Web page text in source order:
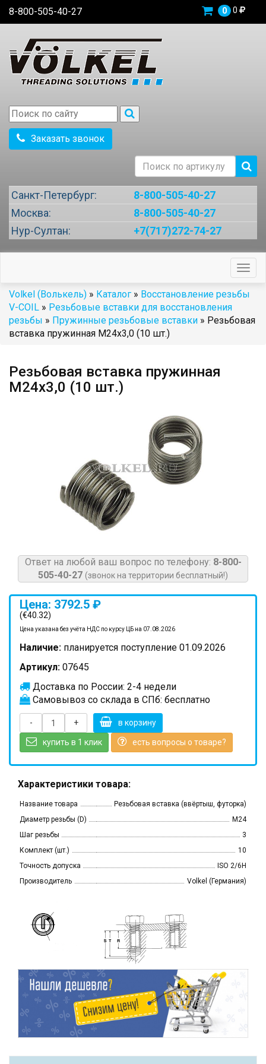
8-800-505-40-27 0 0
Заказать звонок
Санкт-Петербург:
8-800-505-40-27
Москва:
8-800-505-40-27
Нур-Султан:
+7(717)272-74-27
Volkel (Волькель) » Каталог » Восстановление резьбы
V-COIL » Резьбовые вставки для восстановления
резьбы » Пружинные резьбовые вставки » Резьбовая
вставка пружинная M24x3,0 (10 шт.)
Резьбовая вставка пружинная
M24x3,0 (10 шт.)
Ответ на любой ваш вопрос по телефону: 8-800-
505-40-27 (звонок на территории бесплатный!)
Цена: 3792.5 ₽
(€40.32)
Цена указана без учёта НДС по курсу ЦБ на 07.08.2026
Наличие: планируется поступление 01.09.2026
Артикул: 07645
Доставка по России: 2-4 недели
Самовывоз со склада в СПб: бесплатно
- + в корзину
купить в 1 клик есть вопросы о товаре?
Характеристики товара:
Название товара
Резьбовая вставка (ввёртыш, футорка)
Диаметр резьбы (D)
M24
Шаг резьбы
3
Комплект (шт.)
10
Точность допуска
ISO 2/6H
Производитель
Volkel (Германия)